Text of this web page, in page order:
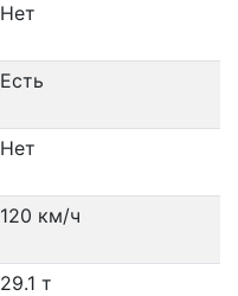
Нет
Есть
Нет
120 км/ч
29.1 т